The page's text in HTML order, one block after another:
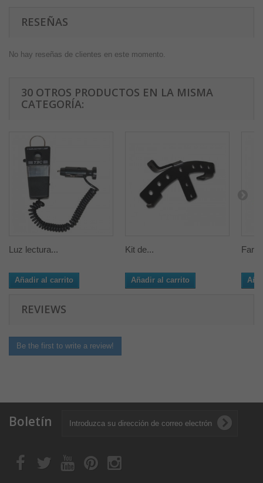
RESEÑAS
No hay reseñas de clientes en este momento.
30 OTROS PRODUCTOS EN LA MISMA
CATEGORÍA:
Luz lectura...
Añadir al carrito
Kit de...
Añadir al carrito
REVIEWS
Be the first to write a review!
Boletín